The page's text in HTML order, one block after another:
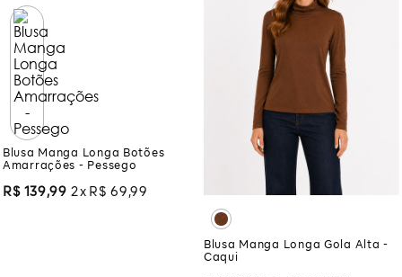
Blusa Manga Longa Botões
Amarrações - Pessego
R$ 139,99
Blusa Manga Longa Gola Alta -
Caqui